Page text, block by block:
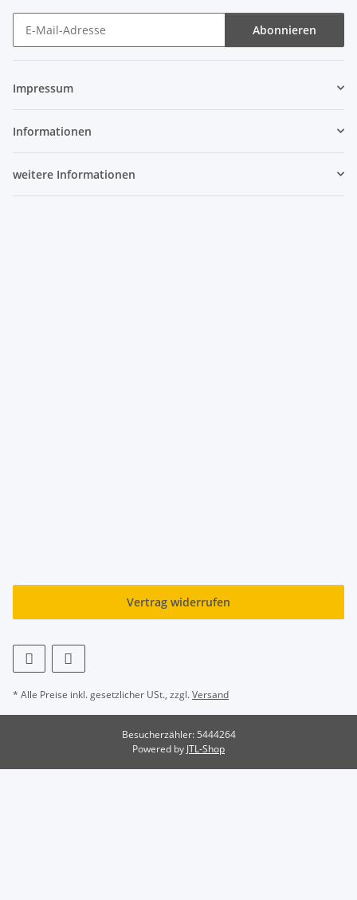
Abonnieren
Impressum
Informationen
weitere Informationen
Vertrag widerrufen
* Alle Preise inkl. gesetzlicher USt., zzgl.Versand
Besucherzähler: 5444264
Powered by JTL-Shop